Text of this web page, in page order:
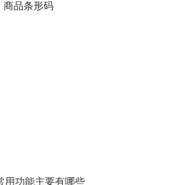
商品条形码
用功能主要有哪些